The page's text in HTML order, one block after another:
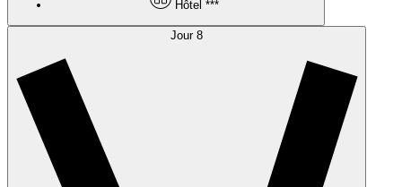
Hôtel ***
Jour 8